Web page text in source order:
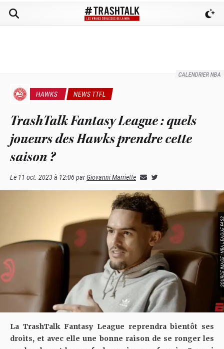
CALENDRIER NBA
HAWKS NEWS TTFL
TrashTalk Fantasy League : quels
joueurs des Hawks prendre cette
saison ?
Le 11 oct. 2023 à 12:06 parGiovanni Marriette
SOURCE
La TrashTalk Fantasy League reprendra bientôt ses
droits, et avec elle une bonne raison de se ronger les